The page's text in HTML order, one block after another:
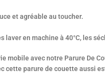
et agréable au toucher.
en machine à 40°C, les
mobile avec notre Parure
cette parure de couette aussi